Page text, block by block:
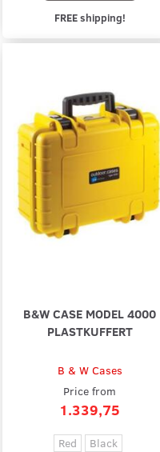
FREE shipping!
B&W CASE MODEL 4000
PLASTKUFFERT
B & W Cases
Price from
1.339,75
Red Black